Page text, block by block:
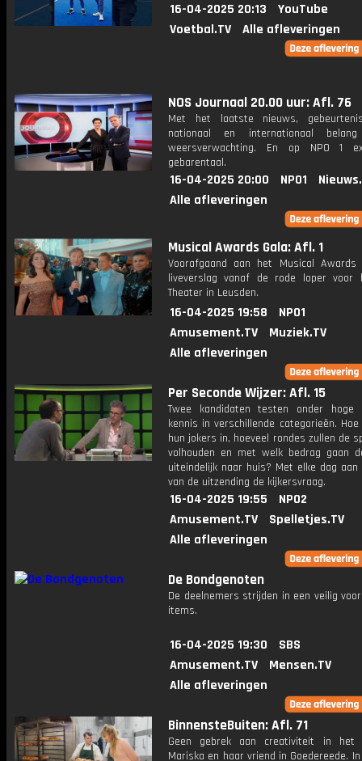
16-04-2025 20:13
YouTube
Voetbal.TV
Alle afleveringen
NOS Journaal 20.00 uur: Afl. 76
Met het laatste nieuws,
nationaal en internationaal
weersverwachting. En op NPO 1
gebarentaal.
16-04-2025 20:00 NPO1
Alle afleveringen
Musical Awards Gala: Afl. 1
Voorafgaand aan het Musical Awards
liveverslag vanaf de rode loper voor
Theater in Leusden.
16-04-2025 19:58
NPO1
Amusement.TV
Muziek.TV
Alle afleveringen
Per Seconde Wijzer: Afl. 15
Twee kandidaten testen onder hoge
kennis in verschillende categorieën.
hun jokers in, hoeveel rondes zullen de
volhouden en met welk bedrag gaan
uiteindelijk naar huis? Met elke dag
van de uitzending de kijkersvraag.
16-04-2025 19:55
NPO2
Amusement.TV
Spelletjes.TV
Alle afleveringen
De Bondgenoten
De deelnemers strijden in een veilig
items.
16-04-2025 19:30
SBS
Amusement.TV
Mensen.TV
Alle afleveringen
BinnensteBuiten: Afl. 71
Geen gebrek aan creativiteit in het
Mariska en haar vriend in Goedereede.